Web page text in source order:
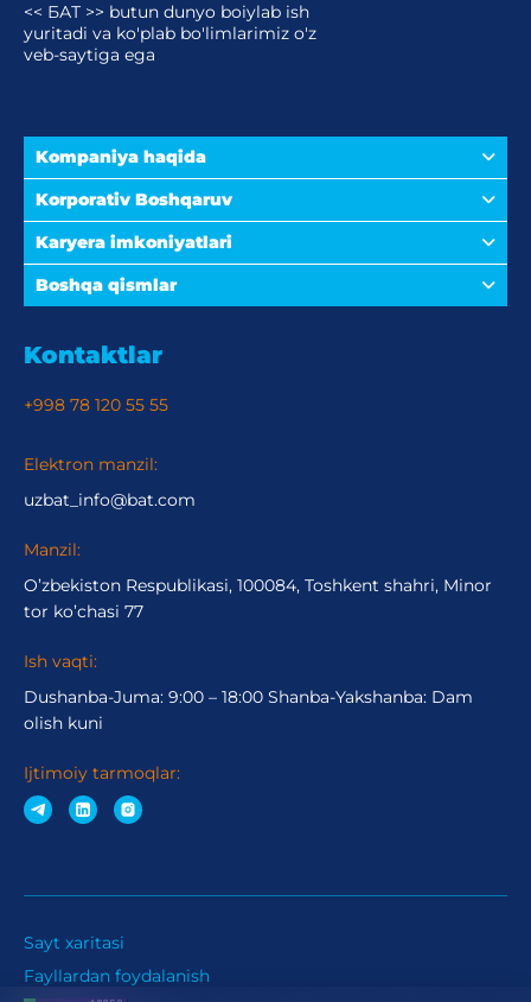
<< БАТ >> butun dunyo boiylab ish
yuritadi va ko'plab bo'limlarimiz o'z
veb-saytiga ega
Kompaniya haqida
Korporativ Boshqaruv
Karyera imkoniyatlari
Boshqa qismlar
Kontaktlar
+998 78 120 55 55
Elektron manzil:
uzbat_info@bat.com
Manzil:
O’zbekiston Respublikasi, 100084, Toshkent shahri, Minor
tor ko’chasi 77
Ish vaqti:
Dushanba-Juma: 9:00 – 18:00 Shanba-Yakshanba: Dam
olish kuni
Ijtimoiy tarmoqlar:
Sayt xaritasi
Fayllardan foydalanish